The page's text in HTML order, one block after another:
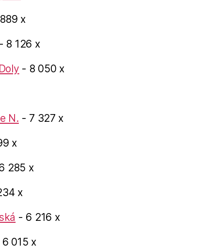
x
8 126 x
- 8 050 x
N. - 7 327 x
x
285 x
x
- 6 216 x
015 x